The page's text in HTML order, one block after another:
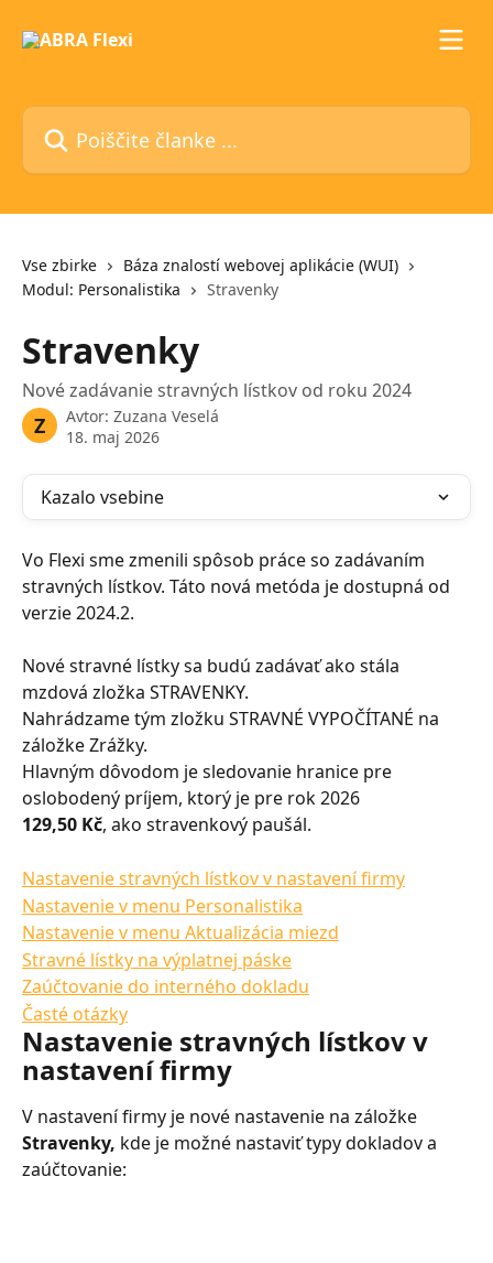
Poiščite članke ...
Vse zbirke
Báza znalostí webovej aplikácie (WUI)
Modul: Personalistika
Stravenky
Stravenky
Nové zadávanie stravných lístkov od roku 2024
Z Avtor: Zuzana Veselá
18. maj 2026
Kazalo vsebine
Vo Flexi sme zmenili spôsob práce so zadávaním
stravných lístkov. Táto nová metóda je dostupná od
verzie 2024.2.
Nové stravné lístky sa budú zadávať ako stála
mzdová zložka STRAVENKY.
Nahrádzame tým zložku STRAVNÉ VYPOČÍTANÉ na
záložke Zrážky.
Hlavným dôvodom je sledovanie hranice pre
oslobodený príjem, ktorý je pre rok 2026
129,50 Kč, ako stravenkový paušál.
Nastavenie stravných lístkov v nastavení firmy
Nastavenie v menu Personalistika
Nastavenie v menu Aktualizácia miezd
Stravné lístky na výplatnej páske
Zaúčtovanie do interného dokladu
Časté otázky
Nastavenie stravných lístkov v
nastavení firmy
V nastavení firmy je nové nastavenie na záložke
Stravenky, kde je možné nastaviť typy dokladov a
zaúčtovanie: